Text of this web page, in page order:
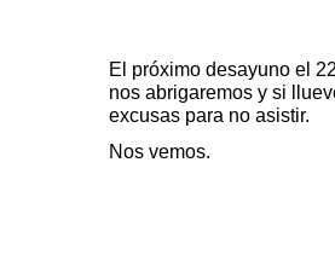
El próximo desayuno el
nos abrigaremos y si
excusas para no asistir.
Nos vemos.